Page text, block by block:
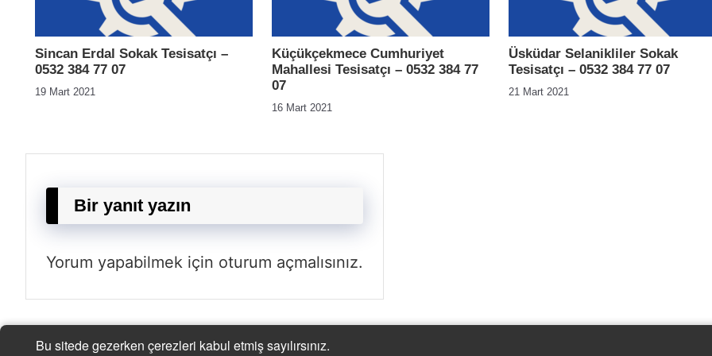
Sincan Erdal Sokak Tesisatçı –
0532 384 77 07
19 Mart 2021
Küçükçekmece Cumhuriyet
Mahallesi Tesisatçı – 0532 384 77
07
16 Mart 2021
Üsküdar Selanikliler Sokak
Tesisatçı – 0532 384 77 07
21 Mart 2021
Bir yanıt yazın
Yorum yapabilmek için oturum açmalısınız.
Bu sitede gezerken çerezleri kabul etmiş sayılırsınız.